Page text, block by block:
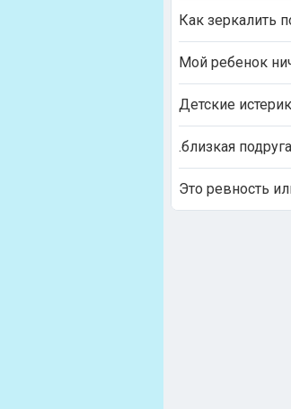
Как зеркалить
Мой ребенок
Детские
.близкая
Это ревность